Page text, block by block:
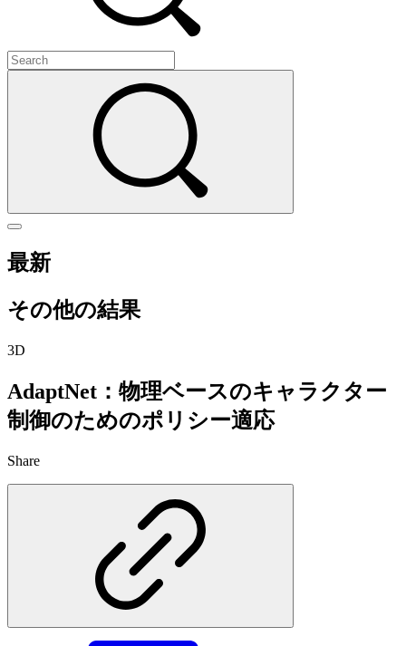
最新
その他の結果
3D
AdaptNet：物理ベースのキャラクター
制御のためのポリシー適応
Share